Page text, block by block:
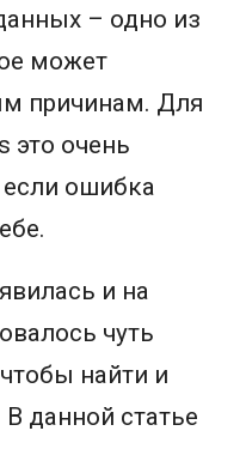
– одно из
может
причинам. Для
это очень
если ошибка
и на
чуть
найти и
данной статье